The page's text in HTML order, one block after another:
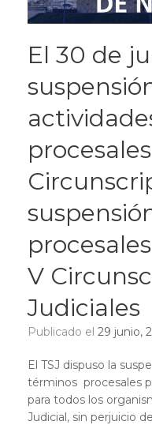
El 30 de
V
Judiciales
Publicado el 29 junio,
El TSJ dispuso la
términos procesales
para todos los
Judicial, sin perjuicio